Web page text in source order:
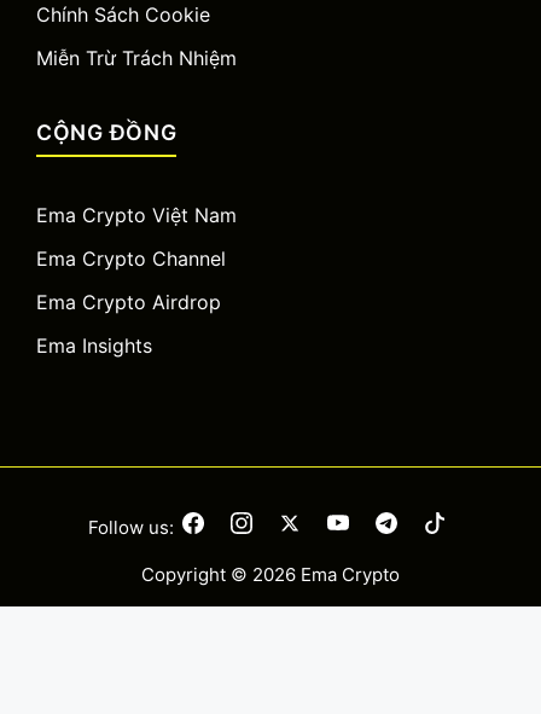
Chính Sách Cookie
Miễn Trừ Trách Nhiệm
CỘNG ĐỒNG
Ema Crypto Việt Nam
Ema Crypto Channel
Ema Crypto Airdrop
Ema Insights
Follow us:
Copyright © 2026 Ema Crypto